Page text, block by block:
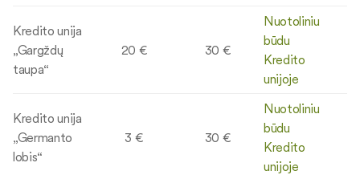
Kredito unija
„Gargždų
taupa“
20 € 30 €
Nuotoliniu
būdu
Kredito
unijoje
Kredito unija
„Germanto
lobis“
3 € 30 €
Nuotoliniu
būdu
Kredito
unijoje